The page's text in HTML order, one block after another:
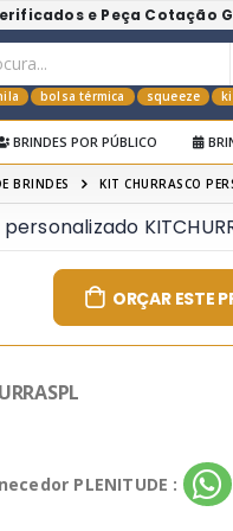
e Peça Cotação
bolsa térmica squeeze
BRINDES POR PÚBLICO
BRINDES KIT CHURRASCO
ORÇAR ESTE
PLENITUDE :